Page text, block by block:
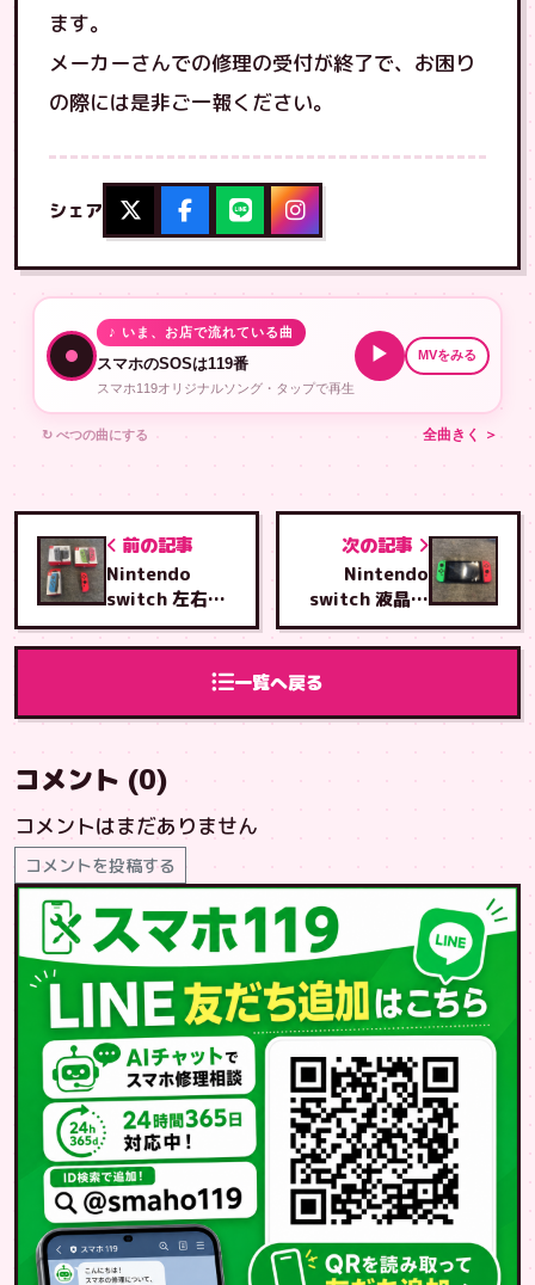
ます。
メーカーさんでの修理の受付が終了で、お困り
の際には是非ご一報ください。
シェア
♪ いま、お店で流れている曲
スマホのSOSは119番
スマホ119オリジナルソング・タップで再生
▶ MVをみる
↻ べつの曲にする 全曲きく ＞
前の記事
Nintendo
switch 左右ア
ナログスティッ
ク交換修理
一覧へ戻る
次の記事
Nintendo
switch 液晶交
換修理
コメント (0)
コメントはまだありません
コメントを投稿する